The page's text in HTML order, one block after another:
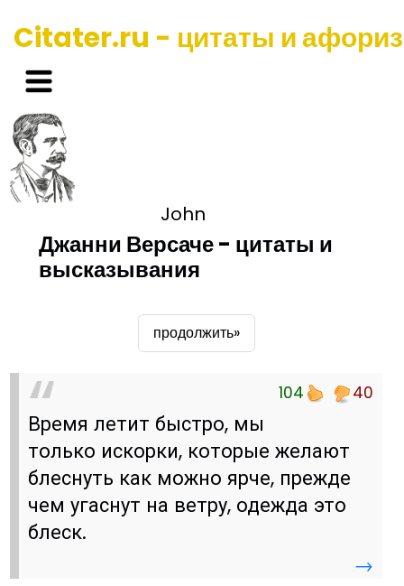
Citater.ru - цитаты и
John
Джанни Версаче - цитаты и
высказывания
продолжить»
104 40
Время летит быстро, мы
только искорки, которые желают
блеснуть как можно ярче, прежде
чем угаснут на ветру, одежда это
блеск.
→